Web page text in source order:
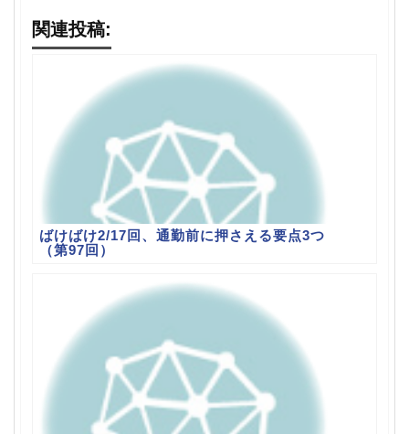
関連投稿:
ばけばけ2/17回、通勤前に押さえる要点3つ
（第97回）